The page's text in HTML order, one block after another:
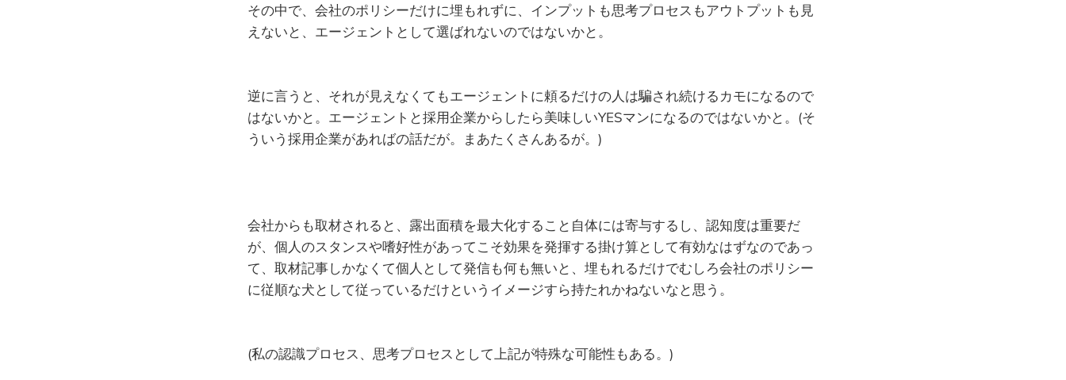
その中で、会社のポリシーだけに埋もれずに、インプットも思考プロセスもアウトプットも見
えないと、エージェントとして選ばれないのではないかと。
逆に言うと、それが見えなくてもエージェントに頼るだけの人は騙され続けるカモになるので
はないかと。エージェントと採用企業からしたら美味しいYESマンになるのではないかと。(そ
ういう採用企業があればの話だが。まあたくさんあるが。)
会社からも取材されると、露出面積を最大化すること自体には寄与するし、認知度は重要だ
が、個人のスタンスや嗜好性があってこそ効果を発揮する掛け算として有効なはずなのであっ
て、取材記事しかなくて個人として発信も何も無いと、埋もれるだけでむしろ会社のポリシー
に従順な犬として従っているだけというイメージすら持たれかねないなと思う。
(私の認識プロセス、思考プロセスとして上記が特殊な可能性もある。)